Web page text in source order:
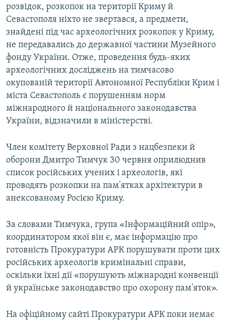
розвідок, розкопок на території Криму й
Севастополя ніхто не звертався, а предмети,
знайдені під час археологічних розкопок у Криму,
не передавались до державної частини Музейного
фонду України. Отже, проведення будь-яких
археологічних досліджень на тимчасово
окупованій території Автономної Республіки Крим і
міста Севастополь є порушенням норм
міжнародного й національного законодавства
України, відзначили в міністерстві.
Член комітету Верховної Ради з нацбезпеки й
оборони Дмитро Тимчук 30 червня оприлюднив
список російських учених і археологів, які
проводять розкопки на пам'ятках архітектури в
анексованому Росією Криму.
За словами Тимчука, група «Інформаційний опір»,
координатором якої він є, має інформацію про
готовність Прокуратури АРК порушувати проти цих
російських археологів кримінальні справи,
оскільки їхні дії «порушують міжнародні конвенції
й українське законодавство про охорону пам'яток».
На офіційному сайті Прокуратури АРК поки немає